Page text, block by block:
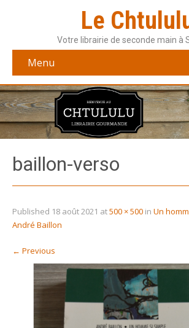
Le
Votre librairie de seconde main à
Menu
baillon-verso
Published 18 août 2021 at500 × 500 in Un
André Baillon
← Previous